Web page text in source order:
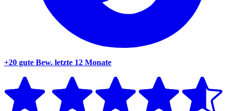
+20 gute Bew. letzte 12 Monate